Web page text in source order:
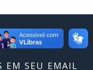
EM SEU EMAIL